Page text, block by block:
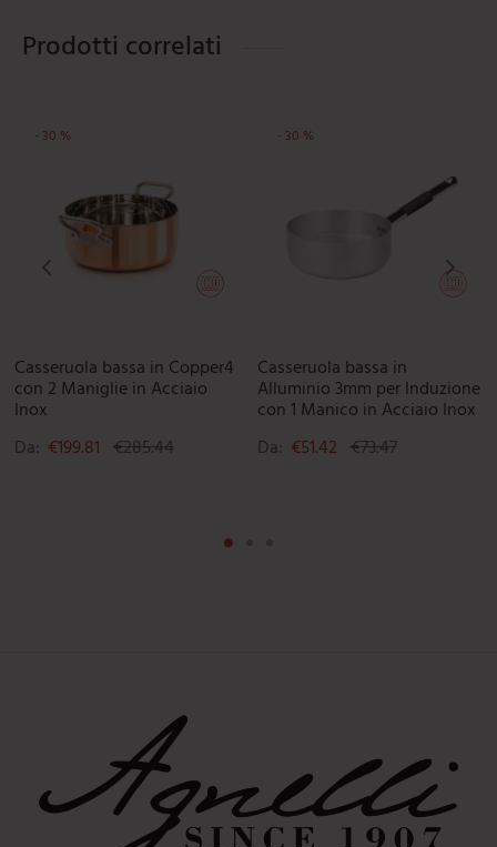
Prodotti correlati
possono essere scelte nella pagina del prodotto
prodotto ha più varianti. Le opzioni possono essere
- 30 % Questo prodotto ha più varianti.
Casseruola bassa in Copper4
con 2 Maniglie in Acciaio
Inox
Da: €199.81 €285.44
- 30 %
Casseruola bassa in
Alluminio 3mm per Induzione
con 1 Manico in Acciaio Inox
Da: €51.42 €73.47